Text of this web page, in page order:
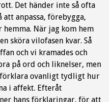
Det händer inte så ofta
anpassa, förebygga,
hemma. När jag kom hem
sköra vilofasen kvar. Så
och vi kramades och
på ord och liknelser, men
förklara ovanligt tydligt hur
i affekt. Efteråt
hans förklaringar, för att